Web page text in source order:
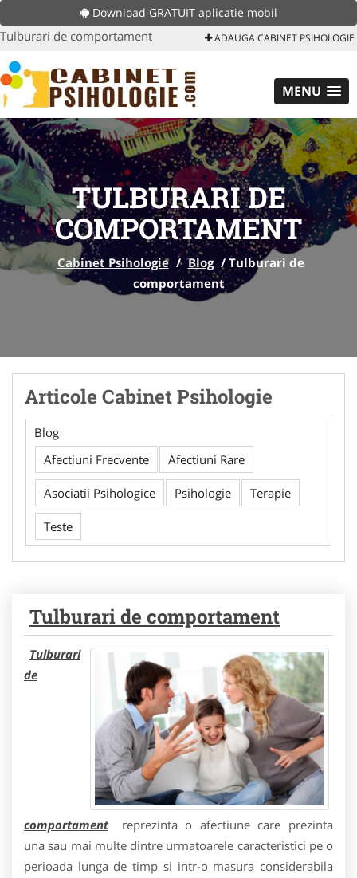
Download GRATUIT aplicatie mobil
Tulburari de comportament ADAUGA CABINET PSIHOLOGIE
MENU
TULBURARI DE
COMPORTAMENT
Cabinet Psihologie / Blog / Tulburari de
comportament
Articole Cabinet Psihologie
Blog
Afectiuni Frecvente
Afectiuni Rare
Asociatii Psihologice Psihologie Terapie
Teste
Tulburari de comportament
Tulburari
de
comportament
reprezinta o afectiune care prezinta
una sau mai multe dintre urmatoarele caracteristici pe o
perioada lunga de timp si intr-o masura considerabila